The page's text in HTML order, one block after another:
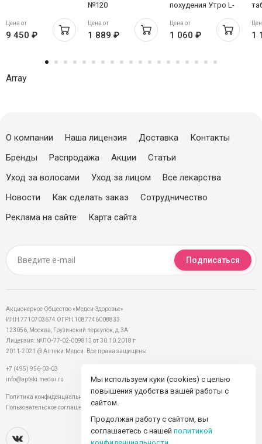
Цена от
9 450 ₽
№120
Цена от
1 889 ₽
похудения Утро L-
экстракт гуараны +
форсколин
Цена от
1 060 ₽ 1
Array
О компании Наша лицензия Доставка
Контакты
Бренды
Распродажа Акции
Статьи
Уход за волосами
Уход за лицом
Все лекарства
Новости
Как сделать заказ
Сотрудничество
Реклама на сайте
Карта сайта
Подписаться
Акционерное Общество «Медси-Здоровье»
ИНН 7710703674 ОГРН 1087746008833
123056, Москва, Грузинский переулок, д.3А
Лицензия: №ЛО-77-02-009813 от 30.10.2018 г
2011-2021 @ Аптеки.Медси. Все права защищены
+7 (495) 956-03-03
info@apteki.medsi.ru
Политика конфиденциальности
Пользовательское соглашение
Мы используем куки (cookies) с целью
повышения удобства вашей работы с
сайтом.
Продолжая работу с сайтом, вы
соглашаетесь с нашей политикой